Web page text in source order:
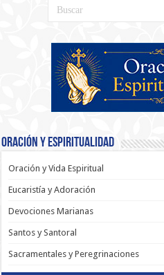
Oración y Espiritualidad
Oración y Vida Espiritual
Eucaristía y Adoración
Devociones Marianas
Santos y Santoral
Sacramentales y Peregrinaciones